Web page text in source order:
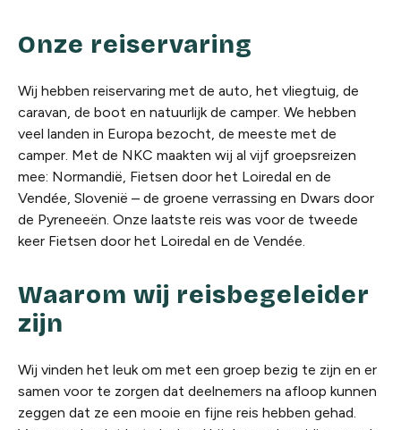
Onze reiservaring
Wij hebben reiservaring met de auto, het vliegtuig, de
caravan, de boot en natuurlijk de camper. We hebben
veel landen in Europa bezocht, de meeste met de
camper. Met de NKC maakten wij al vijf groepsreizen
mee: Normandië, Fietsen door het Loiredal en de
Vendée, Slovenië – de groene verrassing en Dwars door
de Pyreneeën. Onze laatste reis was voor de tweede
keer Fietsen door het Loiredal en de Vendée.
Waarom wij reisbegeleider
zijn
Wij vinden het leuk om met een groep bezig te zijn en er
samen voor te zorgen dat deelnemers na afloop kunnen
zeggen dat ze een mooie en fijne reis hebben gehad.